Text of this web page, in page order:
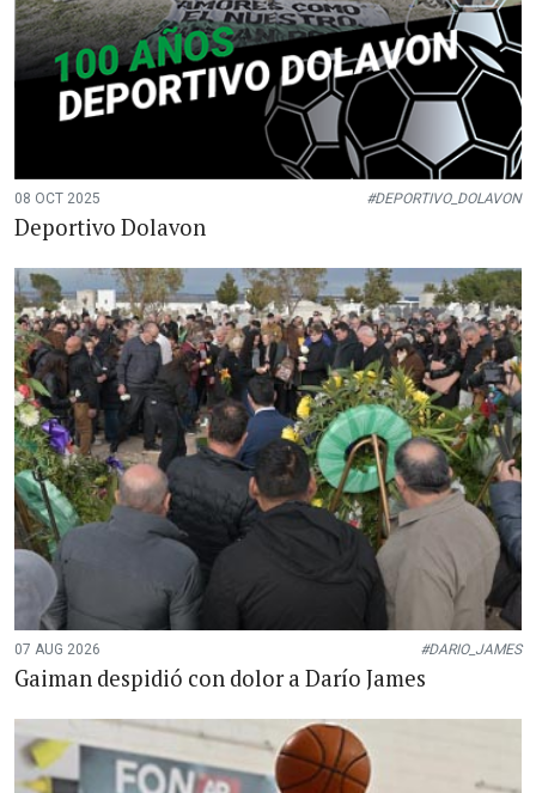
08 OCT 2025 #DEPORTIVO_DOLAVON
Deportivo Dolavon
07 AUG 2026 #DARIO_JAMES
Gaiman despidió con dolor a Darío James